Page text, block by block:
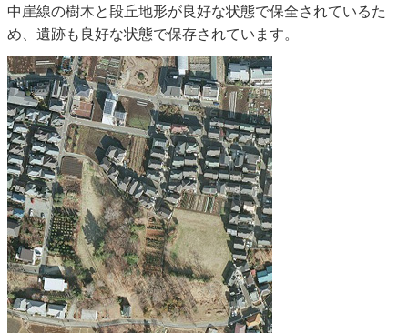
中崖線の樹木と段丘地形が良好な状態で保全されているた
め、遺跡も良好な状態で保存されています。